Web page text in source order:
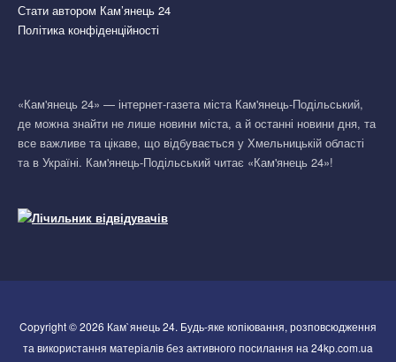
Стати автором Кам’янець 24
Політика конфіденційності
«Кам'янець 24» — інтернет-газета міста Кам'янець-Подільський,
де можна знайти не лише новини міста, а й останні новини дня, та
все важливе та цікаве, що відбувається у Хмельницькій області
та в Україні. Кам'янець-Подільський читає «Кам'янець 24»!
Copyright © 2026 Кам`янець 24. Будь-яке копіювання, розповсюдження
та використання матеріалів без активного посилання на 24kp.com.ua